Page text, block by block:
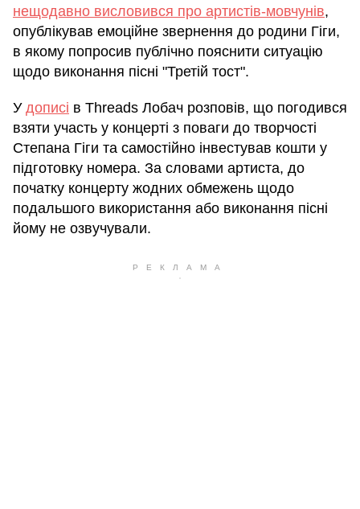
нещодавно висловився про артистів-мовчунів,
опублікував емоційне звернення до родини Гіги,
в якому попросив публічно пояснити ситуацію
щодо виконання пісні "Третій тост".
У дописі в Threads Лобач розповів, що погодився
взяти участь у концерті з поваги до творчості
Степана Гіги та самостійно інвестував кошти у
підготовку номера. За словами артиста, до
початку концерту жодних обмежень щодо
подальшого використання або виконання пісні
йому не озвучували.